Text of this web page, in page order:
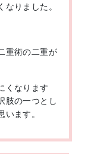
りました。
重術の二重が
くなります
肢の一つとし
ます。